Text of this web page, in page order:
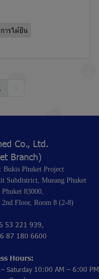
ารได้ยิน
Co., Ltd.
Branch)
Bukis Phuket Project
Subdistrict, Mueang Phuket
83000,
2nd Floor, Room 8 (2-8)
53 221 939,
180 6600
Hours:
Saturday10:00 AM – 6:00 PM